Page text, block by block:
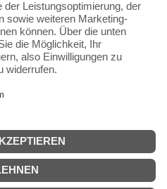
skateshop.de